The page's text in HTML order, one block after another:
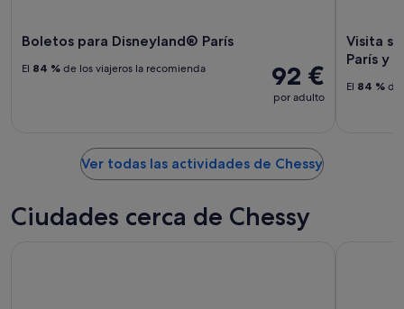
Boletos para Disneyland® París
92 €
por adulto
El 84 % de los viajeros la recomienda
Visita
París y
El 84 % de
Ver todas las actividades de Chessy
Ciudades cerca de Chessy